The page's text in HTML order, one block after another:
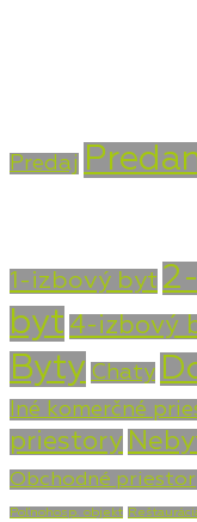
Predaj
1-izbový byt
byt 4-izbový
Byty Chaty
Iné komerčné
priestory
Obchodné
Poľnohosp. objekt